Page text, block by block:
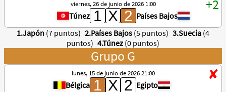
viernes, 26 de junio de 2026 1:00
Túnez
Países Bajos
1.Japón (7 puntos) 2.Países Bajos (5 puntos) 3.Suecia (4
puntos) 4.Túnez (0 puntos)
Grupo G
lunes, 15 de junio de 2026 21:00
Bélgica Egipto